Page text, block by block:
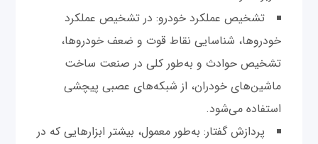
تشخیص عملکرد خودرو: در تشخیص عملکرد
خودروها، شناسایی نقاط قوت و ضعف خودروها،
تشخیص حوادث و به‌طور کلی در صنعت ساخت
ماشین‌های خودران، از شبکه‌های عصبی پیچشی
استفاده می‌شود.
پردازش گفتار: به‌طور معمول، بیشتر ابزارهایی که در